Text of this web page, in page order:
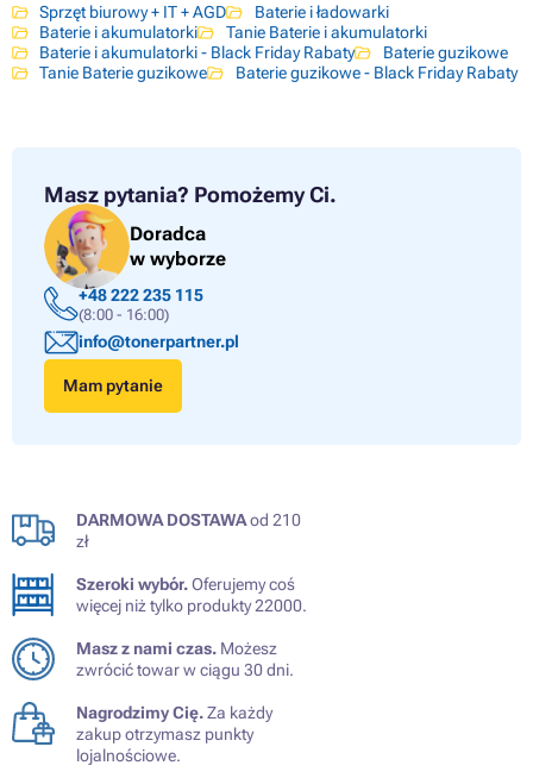
Sprzęt biurowy + IT + AGD
Baterie i ładowarki
Baterie i akumulatorki
Tanie Baterie i akumulatorki
Baterie i akumulatorki - Black Friday Rabaty
Baterie guzikowe
Tanie Baterie guzikowe
Baterie guzikowe - Black Friday Rabaty
Masz pytania? Pomożemy Ci.
Doradca
w wyborze
+48 222 235 115
(8:00 - 16:00)
info@tonerpartner.pl
Mam pytanie
DARMOWA DOSTAWAod 210
zł
Szeroki wybór.Oferujemy coś
więcej niż tylko produkty 22000.
Masz z nami czas. Możesz
zwrócić towar w ciągu 30 dni.
Nagrodzimy Cię.Za każdy
zakup otrzymasz punkty
lojalnościowe.